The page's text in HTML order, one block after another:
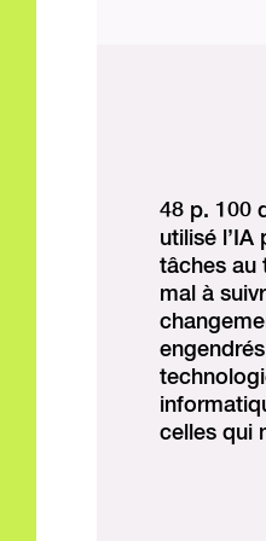
48 p. 100
utilisé
tâches au
mal à
celles qui